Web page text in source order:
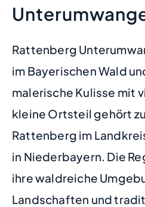
Rattenberg
im Bayerischen Wald
malerische Kulisse mit
kleine Ortsteil gehört
Rattenberg im
in Niederbayern. Die
ihre waldreiche
Landschaften und